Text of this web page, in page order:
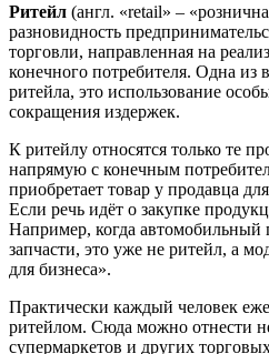
Ритейл (англ. «retail» –
разновидность
торговли, направленная на
конечного потребителя. Одна из
ритейла, это использование
сокращения издержек.
К ритейлу относятся только те
напрямую с конечным
приобретает товар у продавца
Если речь идёт о закупке
Например, когда автомобильный
запчасти, это уже не ритейл, а
для бизнеса».
Практически каждый человек
ритейлом. Сюда можно отнести
супермаркетов и других